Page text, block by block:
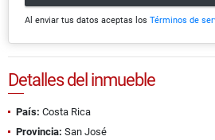
Al enviar tus datos aceptas los Términos de
Detalles del inmueble
País: Costa Rica
Provincia: San José